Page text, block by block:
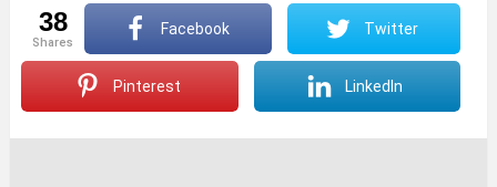
38
shares
Facebook Twitter
Pinterest LinkedIn